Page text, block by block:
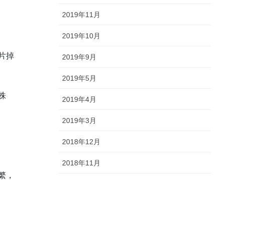
掉
，
2019年11月
2019年10月
2019年9月
2019年5月
2019年4月
2019年3月
2018年12月
2018年11月